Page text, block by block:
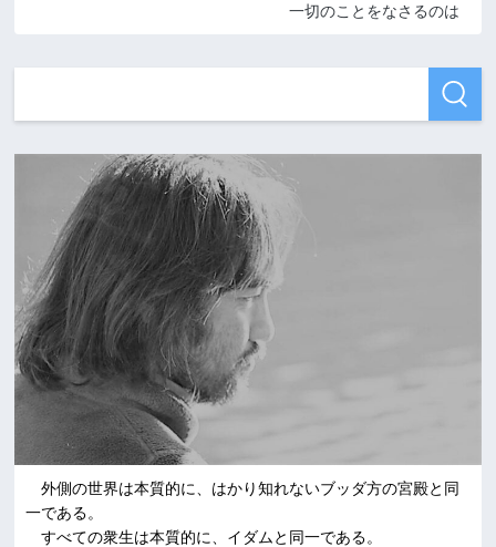
一切のことをなさるのは
外側の世界は本質的に、はかり知れないブッダ方の宮殿と同
一である。
すべての衆生は本質的に、イダムと同一である。